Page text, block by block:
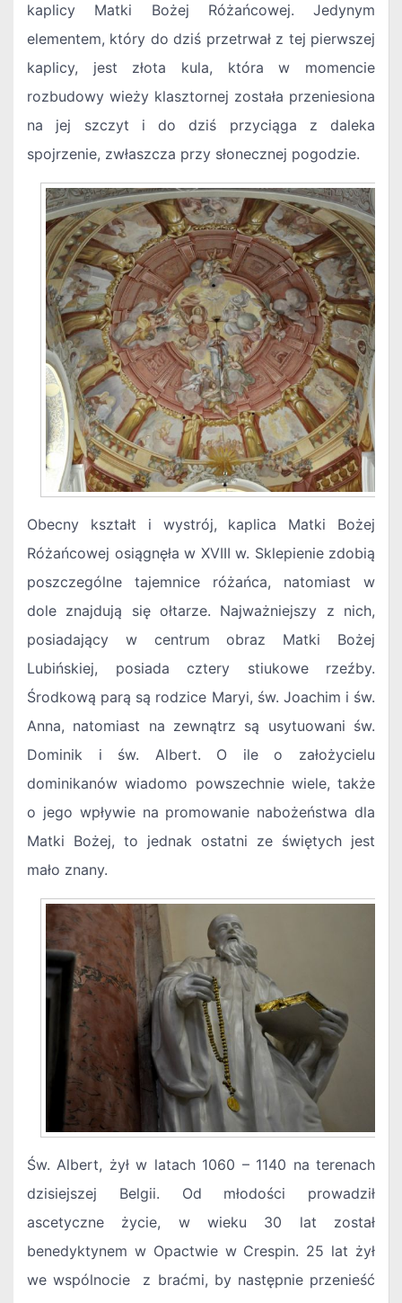
kaplicy Matki Bożej Różańcowej. Jedynym
elementem, który do dziś przetrwał z tej pierwszej
kaplicy, jest złota kula, która w momencie
rozbudowy wieży klasztornej została przeniesiona
na jej szczyt i do dziś przyciąga z daleka
spojrzenie, zwłaszcza przy słonecznej pogodzie.
Obecny kształt i wystrój, kaplica Matki Bożej
Różańcowej osiągnęła w XVIII w. Sklepienie zdobią
poszczególne tajemnice różańca, natomiast w
dole znajdują się ołtarze. Najważniejszy z nich,
posiadający w centrum obraz Matki Bożej
Lubińskiej, posiada cztery stiukowe rzeźby.
Środkową parą są rodzice Maryi, św. Joachim i św.
Anna, natomiast na zewnątrz są usytuowani św.
Dominik i św. Albert. O ile o założycielu
dominikanów wiadomo powszechnie wiele, także
o jego wpływie na promowanie nabożeństwa dla
Matki Bożej, to jednak ostatni ze świętych jest
mało znany.
Św. Albert, żył w latach 1060 – 1140 na terenach
dzisiejszej Belgii. Od młodości prowadził
ascetyczne życie, w wieku 30 lat został
benedyktynem w Opactwie w Crespin. 25 lat żył
we wspólnocie z braćmi, by następnie przenieść